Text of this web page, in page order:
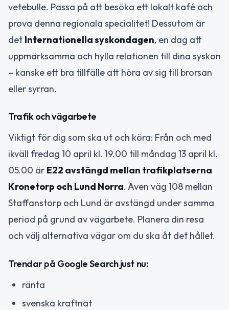
vetebulle. Passa på att besöka ett lokalt kafé och
prova denna regionala specialitet! Dessutom är
det Internationella syskondagen, en dag att
uppmärksamma och hylla relationen till dina syskon
– kanske ett bra tillfälle att höra av sig till brorsan
eller syrran.
Trafik och vägarbete
Viktigt för dig som ska ut och köra: Från och med
ikväll fredag 10 april kl. 19.00 till måndag 13 april kl.
05.00 är E22 avstängd mellan trafikplatserna
Kronetorp och Lund Norra. Även väg 108 mellan
Staffanstorp och Lund är avstängd under samma
period på grund av vägarbete. Planera din resa
och välj alternativa vägar om du ska åt det hållet.
Trendar på Google Search just nu:
ränta
svenska kraftnät